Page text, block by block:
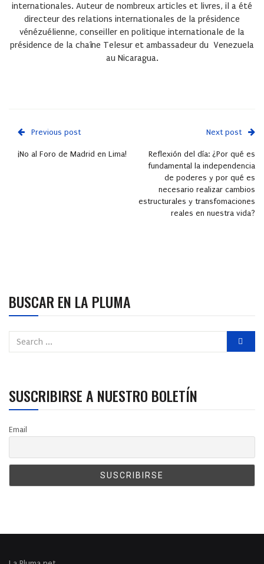
internationales. Auteur de nombreux articles et livres, il a été
directeur des relations internationales de la présidence
vénézuélienne, conseiller en politique internationale de la
présidence de la chaîne Telesur et ambassadeur du Venezuela
au Nicaragua.
Previous post
¡No al Foro de Madrid en Lima!
Next post
Reflexión del día: ¿Por qué es
fundamental la independencia
de poderes y por qué es
necesario realizar cambios
estructurales y transfomaciones
reales en nuestra vida?
BUSCAR EN LA PLUMA
SUSCRIBIRSE A NUESTRO BOLETÍN
Email